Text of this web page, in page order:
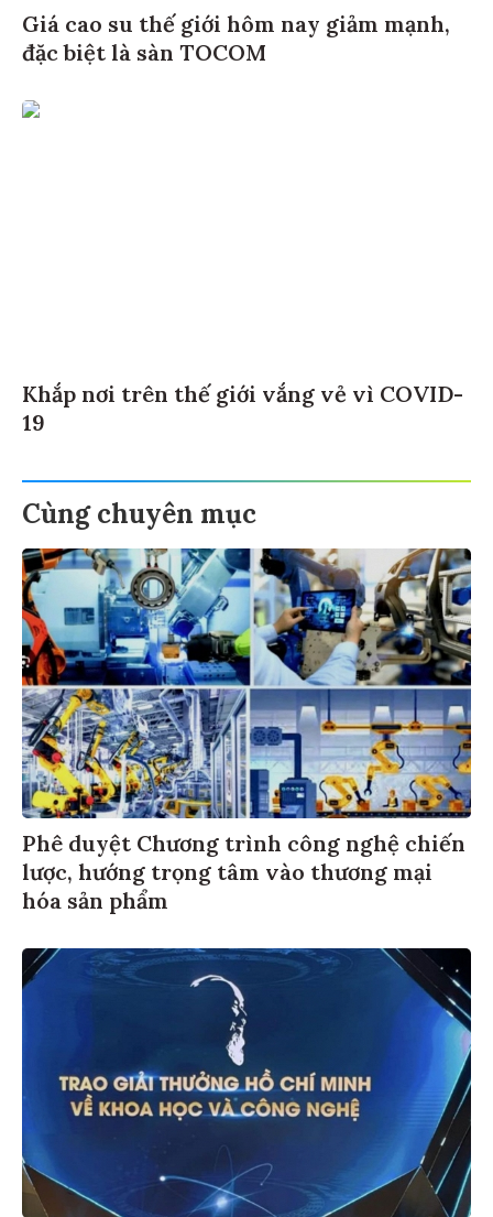
Giá cao su thế giới hôm nay giảm mạnh,
đặc biệt là sàn TOCOM
Khắp nơi trên thế giới vắng vẻ vì COVID-
19
Cùng chuyên mục
Phê duyệt Chương trình công nghệ chiến
lược, hướng trọng tâm vào thương mại
hóa sản phẩm